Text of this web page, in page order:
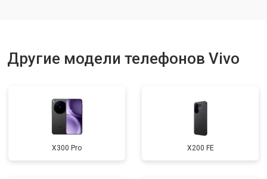
Другие модели телефонов Vivo
X300 Pro X200 FE